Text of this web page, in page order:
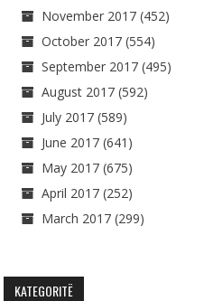
November 2017 (452)
October 2017 (554)
September 2017 (495)
August 2017 (592)
July 2017 (589)
June 2017 (641)
May 2017 (675)
April 2017 (252)
March 2017 (299)
KATEGORITË